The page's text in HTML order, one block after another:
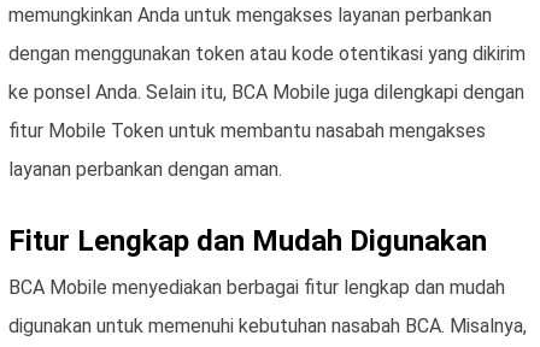
memungkinkan Anda untuk mengakses layanan perbankan
dengan menggunakan token atau kode otentikasi yang dikirim
ke ponsel Anda. Selain itu, BCA Mobile juga dilengkapi dengan
fitur Mobile Token untuk membantu nasabah mengakses
layanan perbankan dengan aman.
Fitur Lengkap dan Mudah Digunakan
BCA Mobile menyediakan berbagai fitur lengkap dan mudah
digunakan untuk memenuhi kebutuhan nasabah BCA. Misalnya,